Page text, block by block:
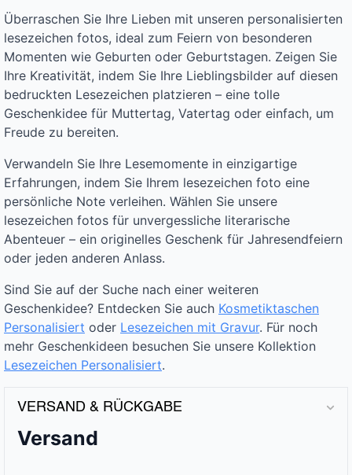
Überraschen Sie Ihre Lieben mit unseren personalisierten
lesezeichen fotos, ideal zum Feiern von besonderen
Momenten wie Geburten oder Geburtstagen. Zeigen Sie
Ihre Kreativität, indem Sie Ihre Lieblingsbilder auf diesen
bedruckten Lesezeichen platzieren – eine tolle
Geschenkidee für Muttertag, Vatertag oder einfach, um
Freude zu bereiten.
Verwandeln Sie Ihre Lesemomente in einzigartige
Erfahrungen, indem Sie Ihrem lesezeichen foto eine
persönliche Note verleihen. Wählen Sie unsere
lesezeichen fotos für unvergessliche literarische
Abenteuer – ein originelles Geschenk für Jahresendfeiern
oder jeden anderen Anlass.
Sind Sie auf der Suche nach einer weiteren
Geschenkidee? Entdecken Sie auch Kosmetiktaschen
Personalisiert oder Lesezeichen mit Gravur. Für noch
mehr Geschenkideen besuchen Sie unsere Kollektion
Lesezeichen Personalisiert.
VERSAND & RÜCKGABE
Versand